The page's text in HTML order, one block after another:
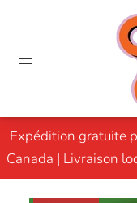
Expédition gratuite
Canada | Livraison